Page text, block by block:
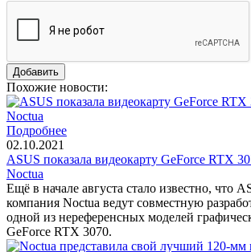
Похожие новости:
Подробнее
02.10.2021
ASUS показала видеокарту GeForce RTX
Noctua
Ещё в начале августа стало известно, что
компания Noctua ведут совместную
одной из нереференсных моделей
GeForce RTX 3070.